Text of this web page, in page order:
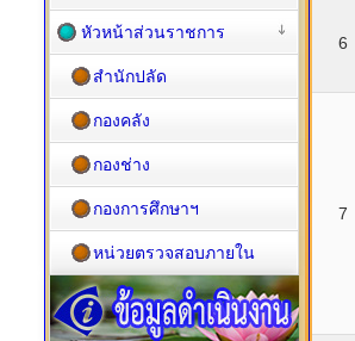
6
7
หัวหน้าส่วนราชการ
สำนักปลัด
กองคลัง
กองช่าง
กองการศึกษาฯ
หน่วยตรวจสอบภายใน